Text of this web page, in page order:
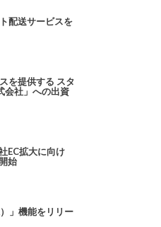
配送サービスを
を提供する スタ
会社」への出資
EC拡大に向け
始
」機能をリリー